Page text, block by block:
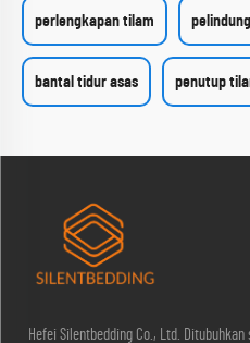
perlengkapan tilam
bantal tidur asas penutup
Hefei Silentbedding Co., Ltd.